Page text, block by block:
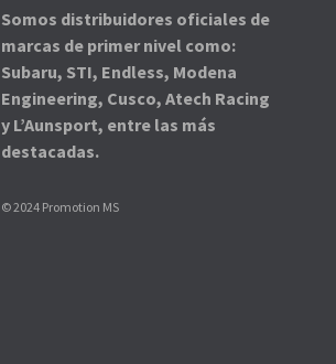
Somos distribuidores oficiales de
marcas de primer nivel como:
Subaru, STI, Endless, Modena
Engineering, Cusco, Atech Racing
y L’Aunsport, entre las más
destacadas.
© 2024 Promotion MS